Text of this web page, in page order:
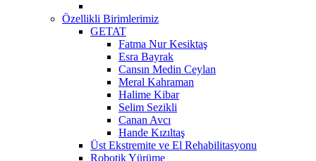
Özellikli Birimlerimiz
GETAT
Fatma Nur Kesiktaş
Esra Bayrak
Cansın Medin Ceylan
Meral Kahraman
Halime Kibar
Selim Sezikli
Canan Avcı
Hande Kızıltaş
Üst Ekstremite ve El Rehabilitasyonu
Robotik Yürüme